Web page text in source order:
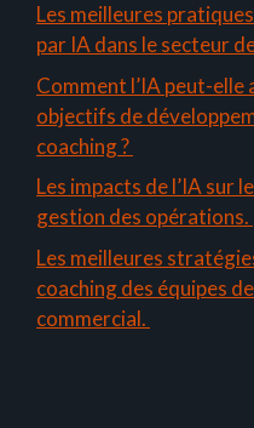
Les meilleures
par IA dans le secteur
Comment l’IA peut-elle
objectifs de
coaching ?
Les impacts de l’IA sur
gestion des opérations.
Les meilleures
coaching des équipes
commercial.